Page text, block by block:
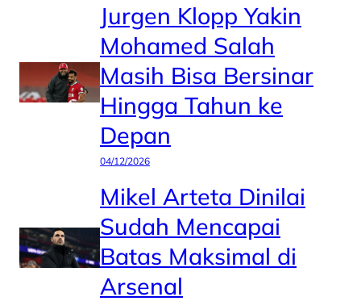
Jurgen Klopp Yakin
Mohamed Salah
Masih Bisa Bersinar
Hingga Tahun ke
Depan
04/12/2026
Mikel Arteta Dinilai
Sudah Mencapai
Batas Maksimal di
Arsenal